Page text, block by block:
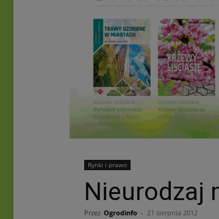
Rynki i prawo
Nieurodzaj
Przez Ogrodinfo - 21 sierpnia 2012